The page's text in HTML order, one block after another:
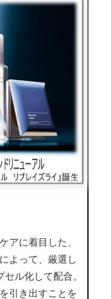
アに着目した、
よって、厳選し
ル化して配合。
引き出すことを